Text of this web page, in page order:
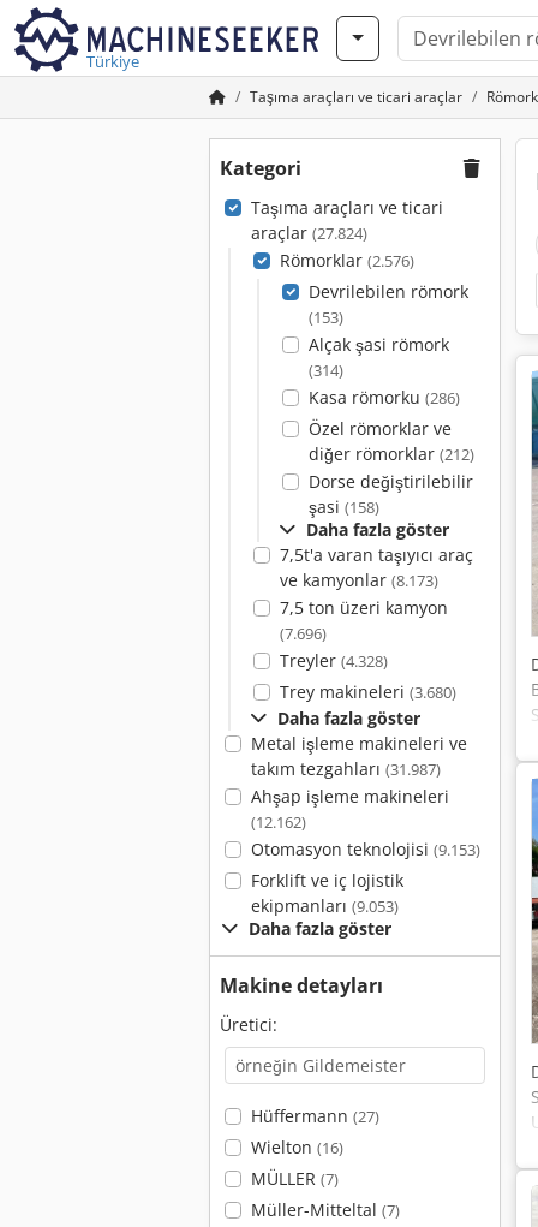
Türkiye
Taşıma araçları ve ticari araçlar
Kategori
Taşıma araçları ve ticari
araçlar (27.824)
Römorklar (2.576)
Devrilebilen römork
(153)
Alçak şasi römork
(314)
Kasa römorku (286)
Özel römorklar ve
diğer römorklar (212)
Dorse değiştirilebilir
şasi (158)
Daha fazla göster
7,5t'a varan taşıyıcı araç
ve kamyonlar (8.173)
7,5 ton üzeri kamyon
(7.696)
Treyler (4.328)
Trey makineleri (3.680)
Daha fazla göster
Metal işleme makineleri ve
takım tezgahları (31.987)
Ahşap işleme makineleri
(12.162)
Otomasyon teknolojisi (9.153)
Forklift ve iç lojistik
ekipmanları (9.053)
Daha fazla göster
Makine detayları
Üretici:
Hüffermann (27)
Wielton (16)
MÜLLER (7)
Müller-Mitteltal (7)